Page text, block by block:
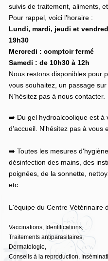
suivis de traitement, aliments,
Pour rappel, voici l’horaire :
Lundi, mardi, jeudi et
19h30
Mercredi : comptoir fermé
Samedi : de 10h30 à 12h
Nous restons disponibles pour
vous souhaitez, un passage
N’hésitez pas à nous contacter.
➡️ Du gel hydroalcoolique est à
d'accueil. N'hésitez pas à vous
➡️ Toutes les mesures
désinfection des mains, des
poignées, de la sonnette,
etc.
L'équipe du Centre Vétérinaire
Vaccinations, Identifications,
Traitements antiparasitaires,
Dermatologie,
Conseils à la reproduction,